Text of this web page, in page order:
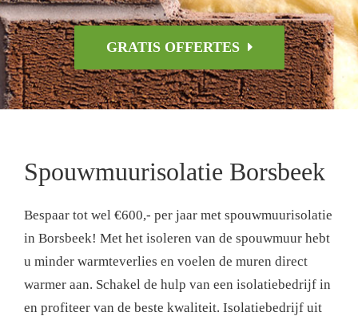
GRATIS OFFERTES
Spouwmuurisolatie Borsbeek
Bespaar tot wel €600,- per jaar met spouwmuurisolatie
in Borsbeek! Met het isoleren van de spouwmuur hebt
u minder warmteverlies en voelen de muren direct
warmer aan. Schakel de hulp van een isolatiebedrijf in
en profiteer van de beste kwaliteit. Isolatiebedrijf uit